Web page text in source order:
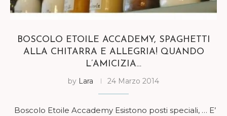
BOSCOLO ETOILE ACCADEMY, SPAGHETTI
ALLA CHITARRA E ALLEGRIA! QUANDO
L’AMICIZIA…
by Lara 24 Marzo 2014
Boscolo Etoile Accademy Esistono posti speciali, … E’